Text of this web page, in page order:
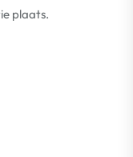
plaats.